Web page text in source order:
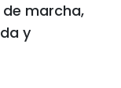
marcha,
y